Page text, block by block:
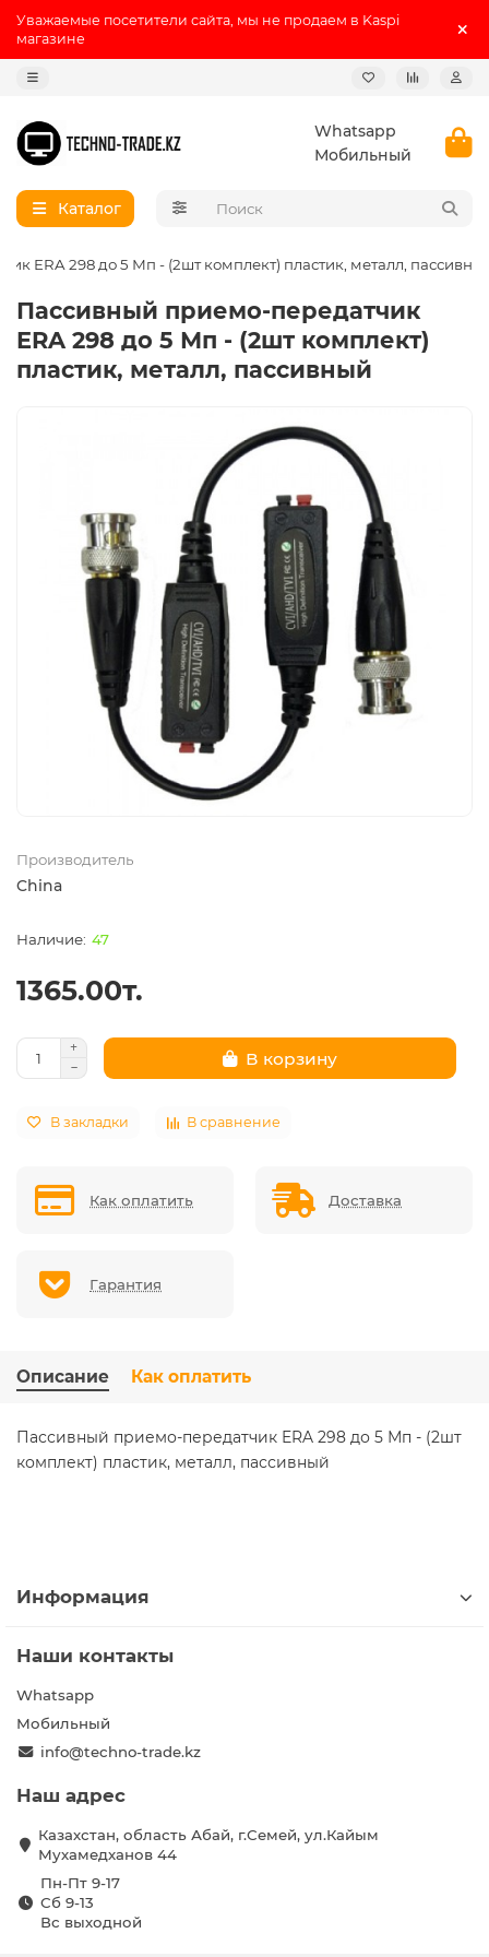
Уважаемые посетители сайта, мы не продаем в Kaspi
магазине
Whatsapp
Мобильный
Каталог
ERA 298 до 5 Мп - (2шт комплект) пластик, металл,
Пассивный приемо-передатчик
ERA 298 до 5 Мп - (2шт комплект)
пластик, металл, пассивный
Производитель
China
47
1365.00т.
В корзину
В закладки В сравнение
Как оплатить Доставка
Гарантия
Описание Как оплатить
Пассивный приемо-передатчик ERA 298 до 5 Мп - (2шт
комплект) пластик, металл, пассивный
Информация
Наши контакты
Whatsapp
Мобильный
info@techno-trade.kz
Наш адрес
Казахстан, область Абай, г.Семей, ул.Кайым
Мухамедханов 44
Пн-Пт 9-17
Сб 9-13
Вс выходной